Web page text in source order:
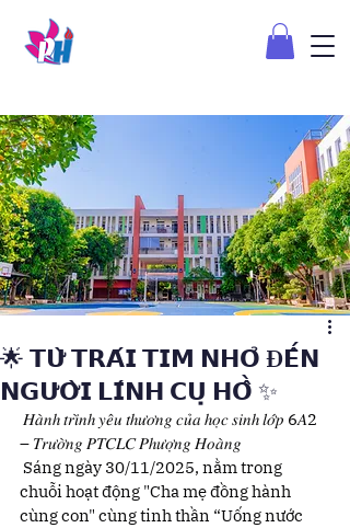
🌟 𝗧𝗨̛̀ 𝗧𝗥𝗔́𝗜 𝗧𝗜𝗠 𝗡𝗛𝗢̉ Đ𝗘̂́𝗡
𝗡𝗚𝗨̛𝗢̛̀𝗜 𝗟𝗜́𝗡𝗛 𝗖𝗨̣ 𝗛𝗢̂̀ ✨
𝐻𝑎̀𝑛ℎ 𝑡𝑟𝑖̀𝑛ℎ 𝑦𝑒̂𝑢 𝑡ℎ𝑢̛𝑜̛𝑛𝑔 𝑐𝑢̉𝑎 ℎ𝑜̣𝑐 𝑠𝑖𝑛ℎ 𝑙𝑜̛́𝑝 6𝐴2
– 𝑇𝑟𝑢̛𝑜̛̀𝑛𝑔 𝑃𝑇𝐶𝐿𝐶 𝑃ℎ𝑢̛𝑜̛̣𝑛𝑔 𝐻𝑜𝑎̀𝑛𝑔
Sáng ngày 30/11/2025, nằm trong
chuỗi hoạt động "Cha mẹ đồng hành
cùng con" cùng tinh thần “Uống nước